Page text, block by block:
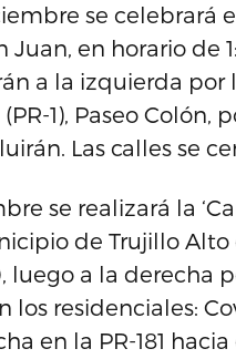
se celebrará
en horario de
a la izquierda por
1), Paseo Colón,
Las calles se
se realizará la
de Trujillo
a la derecha
los residenciales:
en la PR-181